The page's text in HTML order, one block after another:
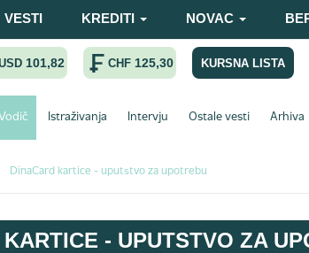
VESTI KREDITI NOVAC
101,82 CHF 125,30 KURSNA LISTA
Vodič Istraživanja Intervju Ostale vesti Arhiva
DinaCard kartice - uputstvo za upotrebu
- UPUTSTVO ZA